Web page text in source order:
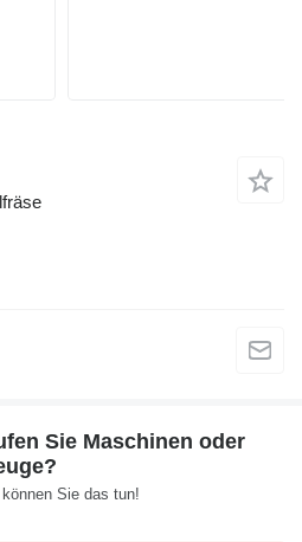
Sie Maschinen oder
Sie das tun!